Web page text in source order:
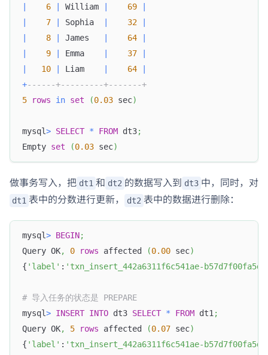
6 William 69
7 Sophia 32
8 James 64
9 Emma 37
10 Liam 64
+------+---------+-------+
5
rows in set (0.03 sec)
mysql> SELECT * FROM dt3;
Empty set (0.03 sec)
做事务写入，把 dt1 和 dt2 的数据写入到 dt3 中，同时，对
dt1 表中的分数进行更新， dt2 表中的数据进行删除：
mysql> BEGIN;
Query OK, 0 rows affected (0.00 sec)
{ 'label' : 'txn_insert_442a6311f6c541ae-
# 导入任务的状态是 PREPARE
mysql> INSERT INTO dt3 SELECT * FROM dt1;
Query OK, 5 rows affected (0.07 sec)
{ 'label' : 'txn_insert_442a6311f6c541ae-